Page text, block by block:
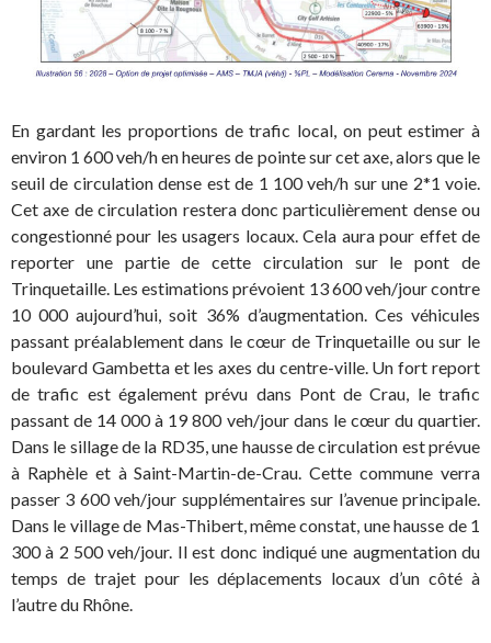
En gardant les proportions de trafic local, on peut estimer à
environ 1 600 veh/h en heures de pointe sur cet axe, alors que le
seuil de circulation dense est de 1 100 veh/h sur une 2*1 voie.
Cet axe de circulation restera donc particulièrement dense ou
congestionné pour les usagers locaux. Cela aura pour effet de
reporter une partie de cette circulation sur le pont de
Trinquetaille. Les estimations prévoient 13 600 veh/jour contre
10 000 aujourd’hui, soit 36% d’augmentation. Ces véhicules
passant préalablement dans le cœur de Trinquetaille ou sur le
boulevard Gambetta et les axes du centre-ville. Un fort report
de trafic est également prévu dans Pont de Crau, le trafic
passant de 14 000 à 19 800 veh/jour dans le cœur du quartier.
Dans le sillage de la RD35, une hausse de circulation est prévue
à Raphèle et à Saint-Martin-de-Crau. Cette commune verra
passer 3 600 veh/jour supplémentaires sur l’avenue principale.
Dans le village de Mas-Thibert, même constat, une hausse de 1
300 à 2 500 veh/jour. Il est donc indiqué une augmentation du
temps de trajet pour les déplacements locaux d’un côté à
l’autre du Rhône.